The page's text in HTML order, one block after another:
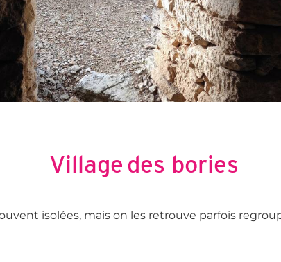
Village des bories
isolées, mais on les retrouve parfois